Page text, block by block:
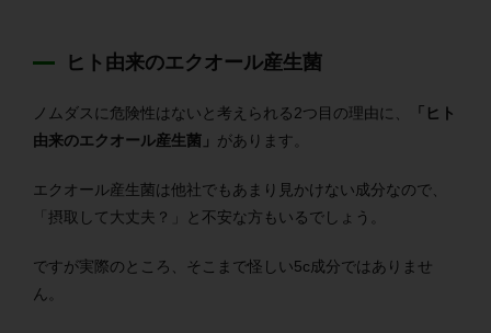
ヒト由来のエクオール産生菌
ノムダスに危険性はないと考えられる2つ目の理由に、
「ヒト
由来のエクオール産生菌」 があります。
エクオール産生菌は他社でもあまり見かけない成分なので、
「摂取して大丈夫？」と不安な方もいるでしょう。
ですが実際のところ、そこまで怪しい5c成分ではありませ
ん。